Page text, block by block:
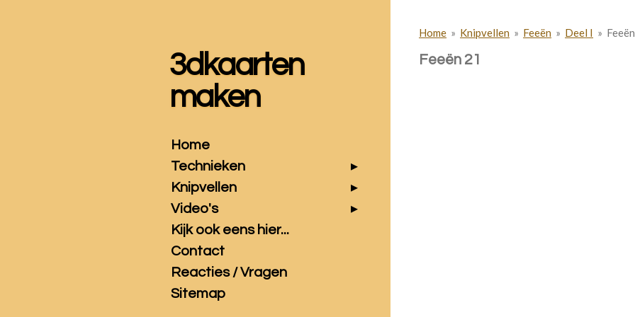
Home » Knipvellen » Feeën » Deel I »
Feeën 21
3dkaarten
maken
Home
Technieken
Knipvellen
Video's
Kijk ook eens hier...
Contact
Reacties / Vragen
Sitemap